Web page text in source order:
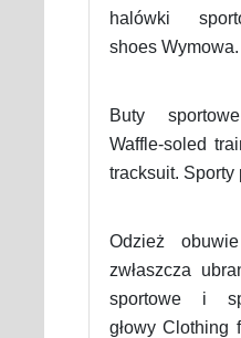
halówki
shoes Wymowa.
Buty
Waffle-soled
tracksuit. Sporty
Odzież
zwłaszcza
sportowe i
głowy Clothing